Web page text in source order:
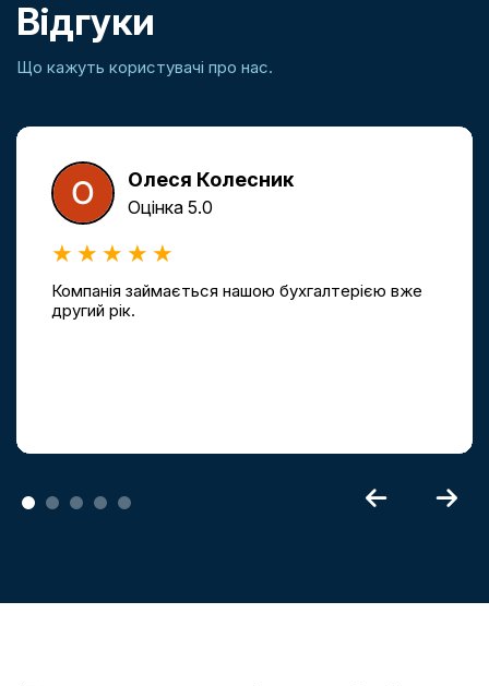
Відгуки
Що кажуть користувачі про нас.
Олеся Колесник
Оцінка 5.0
Компанія займається нашою бухгалтерією вже
другий рік.